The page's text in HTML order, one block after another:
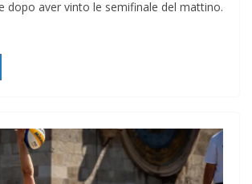
dopo aver vinto le semifinale del mattino.